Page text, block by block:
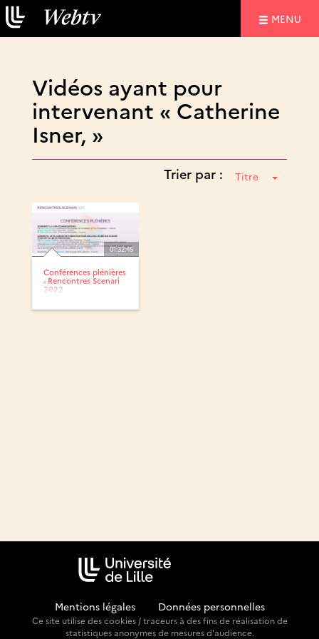
MENU
Vidéos ayant pour
intervenant « Catherine
Isner, »
Trier par : Titre
01:32:45
Conférences plénières
- Rencontres Scenari
2022
Mentions légales Données personnelles
Ce site utilise des cookies / traceurs à des fins de réalisation de
statistiques anonymes de mesures d'audience.